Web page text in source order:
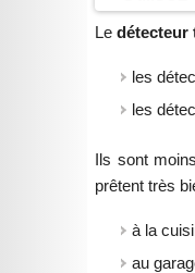
Ledétecteur
les
les
Ils sont
prêtent très
à la
au